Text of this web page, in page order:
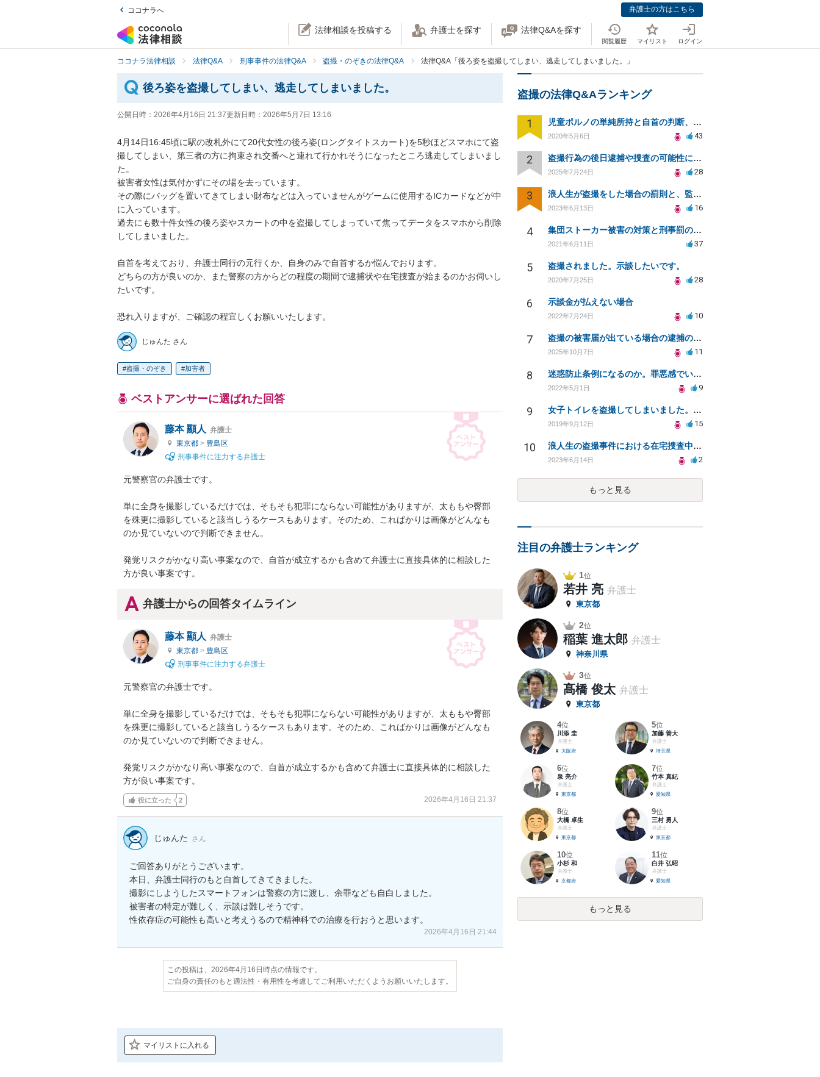
ココナラへ 弁護士の方はこちら
法律相談を投稿する 弁護士を探す 法律Q&Aを探す
閲覧履歴 マイリスト ログイン
ココナラ法律相談 法律Q&A 刑事事件の法律Q&A 盗撮・のぞきの法律Q&A 法律Q&A「後ろ姿を盗撮してしまい、逃走してしまいました。」
後ろ姿を盗撮してしまい、逃走してしまいました。
公開日時： 2026年4月16日 21:37更新日時： 2026年5月7日 13:16
4月14日16:45頃に駅の改札外にて20代女性の後ろ姿(ロングタイトスカート)を5秒ほどスマホにて盗
撮してしまい、第三者の方に拘束され交番へと連れて行かれそうになったところ逃走してしまいまし
た。
被害者女性は気付かずにその場を去っています。
その際にバッグを置いてきてしまい財布などは入っていませんがゲームに使用するICカードなどが中
に入っています。
過去にも数十件女性の後ろ姿やスカートの中を盗撮してしまっていて焦ってデータをスマホから削除
してしまいました。
自首を考えており、弁護士同行の元行くか、自身のみで自首するか悩んでおります。
どちらの方が良いのか、また警察の方からどの程度の期間で逮捕状や在宅捜査が始まるのかお伺いし
たいです。
恐れ入りますが、ご確認の程宜しくお願いいたします。
じゅんた さん
盗撮・のぞき 加害者
ベストアンサーに選ばれた回答
藤本 顯人 弁護士
東京都 > 豊島区
刑事事件に注力する弁護士
元警察官の弁護士です。
単に全身を撮影しているだけでは、そもそも犯罪にならない可能性がありますが、太ももや臀部
を殊更に撮影していると該当しうるケースもあります。そのため、こればかりは画像がどんなも
のか見ていないので判断できません。
発覚リスクがかなり高い事案なので、自首が成立するかも含めて弁護士に直接具体的に相談した
方が良い事案です。
弁護士からの回答タイムライン
藤本 顯人 弁護士
東京都 > 豊島区
刑事事件に注力する弁護士
元警察官の弁護士です。
単に全身を撮影しているだけでは、そもそも犯罪にならない可能性がありますが、太ももや臀部
を殊更に撮影していると該当しうるケースもあります。そのため、こればかりは画像がどんなも
のか見ていないので判断できません。
発覚リスクがかなり高い事案なので、自首が成立するかも含めて弁護士に直接具体的に相談した
方が良い事案です。
役に立った 2 2026年4月16日 21:37
じゅんた さん
ご回答ありがとうございます。
本日、弁護士同行のもと自首してきてきました。
撮影にしようしたスマートフォンは警察の方に渡し、余罪なども自白しました。
被害者の特定が難しく、示談は難しそうです。
2026年4月16日 21:44
この投稿は、2026年4月16日時点の情報です。
ご自身の責任のもと適法性・有用性を考慮してご利用いただくようお願いいたします。
マイリストに入れる
盗撮の法律Q&Aランキング
1 児童ポルノの単純所持と自首の判断、法的リスクとは
2020年5月6日 43
2 盗撮行為の後日逮捕や捜査の可能性について弁護士に相談したい
2025年7月24日 28
3 浪人生が盗撮をした場合の罰則と、監視カメラによる確認について
2023年6月13日 16
4 集団ストーカー被害の対策と刑事罰のための相談先は？
2021年6月11日 37
5 盗撮されました。示談したいです。
2020年7月25日 28
6 示談金が払えない場合
2022年7月24日 10
7 盗撮の被害届が出ている場合の逮捕の可能性は？
2025年10月7日 11
8 迷惑防止条例になるのか。罪悪感でいっぱいです。
2022年5月1日 9
9 女子トイレを盗撮してしまいました。自首することも怖いです。どうすれば良いでしょうか。
2019年9月12日 15
10 浪人生の盗撮事件における在宅捜査中の予備校通学とスマートフォン押収について
2023年6月14日 2
もっと見る
注目の弁護士ランキング
1位
若井 亮 弁護士
東京都
2位
稲葉 進太郎 弁護士
神奈川県
3位
髙橋 俊太 弁護士
東京都
4位
川添 圭
弁護士
大阪府
5位
加藤 善大
弁護士
埼玉県
6位
泉 亮介
弁護士
東京都
7位
竹本 真紀
弁護士
愛知県
8位
大橋 卓生
弁護士
東京都
9位
三村 勇人
弁護士
東京都
10位
小杉 和
弁護士
京都府
11位
白井 弘昭
弁護士
愛知県
もっと見る